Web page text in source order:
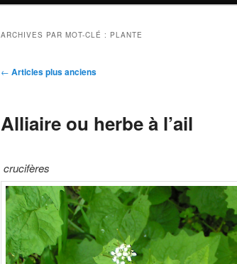
ARCHIVES PAR MOT-CLÉ : PLANTE
Navigation
← Articles plus anciens
Alliaire ou herbe à l’ail
crucifères